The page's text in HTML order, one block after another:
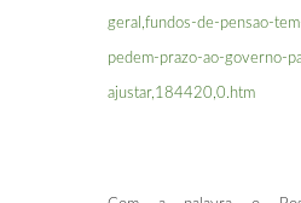
geral,fundos-de-pensao-
pedem-prazo-ao-governo-
ajustar,184420,0.htm